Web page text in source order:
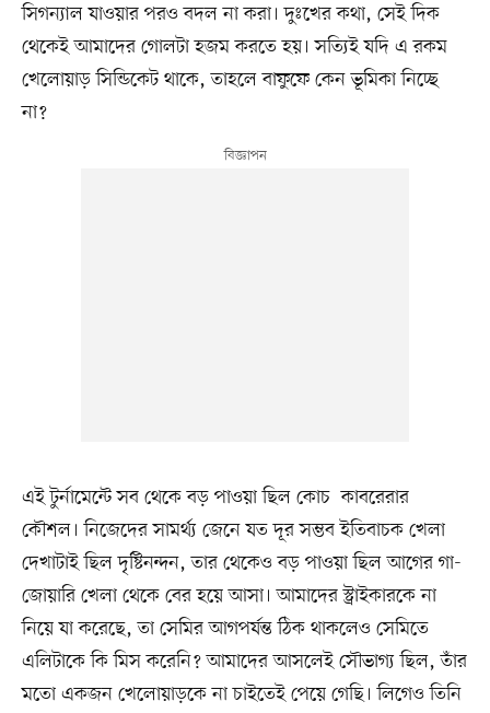
সিগন্যাল যাওয়ার পরও বদল না করা। দুঃখের কথা, সেই দিক
থেকেই আমাদের গোলটা হজম করতে হয়। সত্যিই যদি এ রকম
খেলোয়াড় সিন্ডিকেট থাকে, তাহলে বাফুফে কেন ভূমিকা নিচ্ছে
না?
এই টুর্নামেন্টে সব থেকে বড় পাওয়া ছিল কোচ কাবরেরার
কৌশল। নিজেদের সামর্থ্য জেনে যত দূর সম্ভব ইতিবাচক খেলা
দেখাটাই ছিল দৃষ্টিনন্দন, তার থেকেও বড় পাওয়া ছিল আগের গা-
জোয়ারি খেলা থেকে বের হয়ে আসা। আমাদের স্ট্রাইকারকে না
নিয়ে যা করেছে, তা সেমির আগপর্যন্ত ঠিক থাকলেও সেমিতে
এলিটাকে কি মিস করেনি? আমাদের আসলেই সৌভাগ্য ছিল, তাঁর
মতো একজন খেলোয়াড়কে না চাইতেই পেয়ে গেছি। লিগেও তিনি